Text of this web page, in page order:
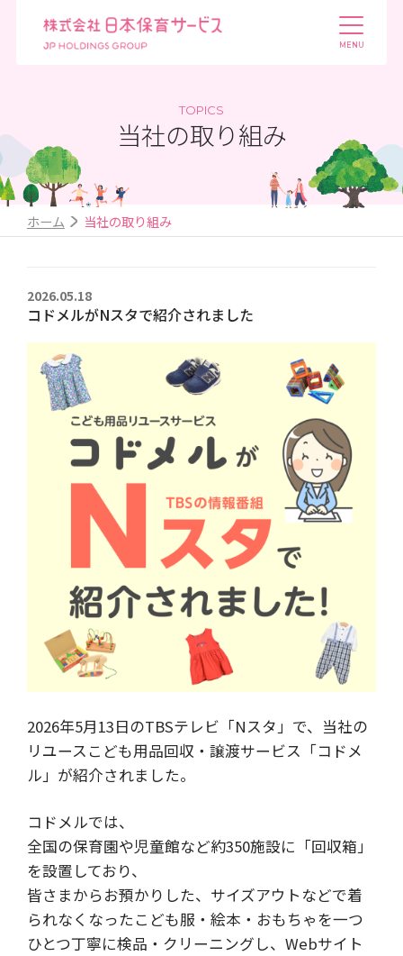
TOPICS
当社の取り組み
ホーム 当社の取り組み
2026.05.18
コドメルがNスタで紹介されました
2026年5月13日のTBSテレビ「Nスタ」で、当社の
リユースこども用品回収・譲渡サービス「コドメ
ル」が紹介されました。
コドメルでは、
全国の保育園や児童館など約350施設に「回収箱」
を設置しており、
皆さまからお預かりした、サイズアウトなどで着
られなくなったこども服・絵本・おもちゃを一つ
ひとつ丁寧に検品・クリーニングし、Webサイト